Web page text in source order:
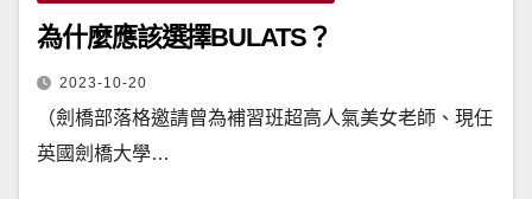
為什麼應該選擇BULATS？
2023-10-20
（劍橋部落格邀請曾為補習班超高人氣美女老師、現任
英國劍橋大學…